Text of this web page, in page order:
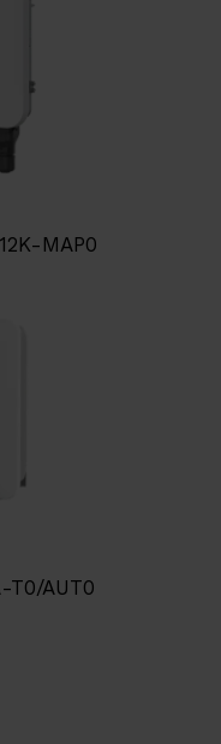
MAP0
T0/AUT0